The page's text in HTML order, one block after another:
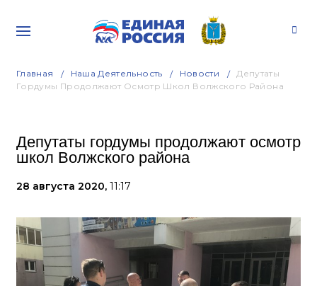
Главная Наша Деятельность Новости
Депутаты
Гордумы Продолжают Осмотр Школ Волжского Района
Депутаты гордумы продолжают осмотр
школ Волжского района
28 августа 2020, 11:17